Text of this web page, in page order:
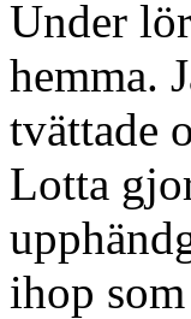
Under
hemma.
tvättade
Lotta
ihop